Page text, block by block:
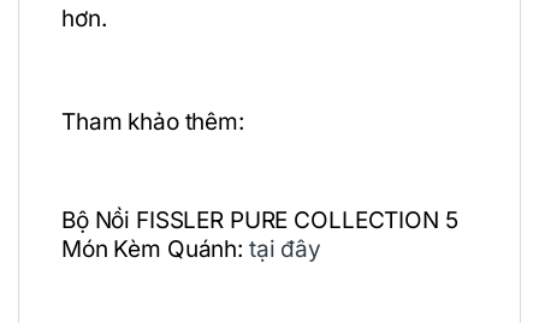
hơn.
Tham khảo thêm:
Bộ Nồi FISSLER PURE COLLECTION 5
Món Kèm Quánh: tại đây